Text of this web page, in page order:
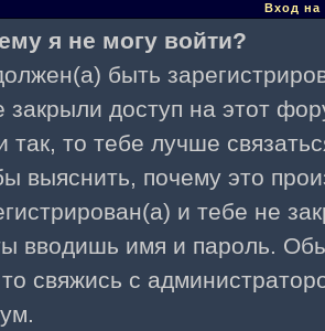
Вход на
я не могу войти?
быть
закрыли доступ на этот
так, то тебе лучше
выяснить, почему это
и тебе не
вводишь имя и пароль.
то свяжись с